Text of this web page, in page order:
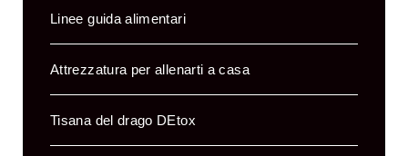
Linee guida alimentari
Attrezzatura per allenarti a casa
Tisana del drago DEtox